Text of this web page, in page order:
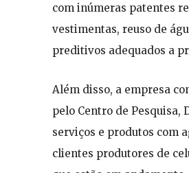
com inúmeras patentes
vestimentas, reuso de
preditivos adequados a
Além disso, a empresa
pelo Centro de Pesquisa,
serviços e produtos com
clientes produtores de